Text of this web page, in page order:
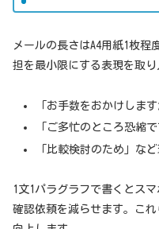
メールの長さはA4用紙1枚程
担を最小限にする表現を取り
「お手数をおかけします
「ご多忙のところ恐縮で
「比較検討のため」な
1文1パラグラフで書くとス
確認依頼を減らせます。こ